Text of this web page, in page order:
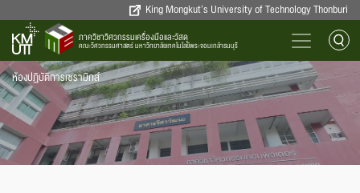
King Mongkut’s University of Technology Thonburi
ภาควิชาวิศวกรรมเครื่องมือและวัสดุ
คณะวิศวกรรมศาสตร์ มหาวิทยาลัยเทคโนโลยีพระจอมเกล้าธนบุรี
ห้องปฏิบัติการเซรามิกส์